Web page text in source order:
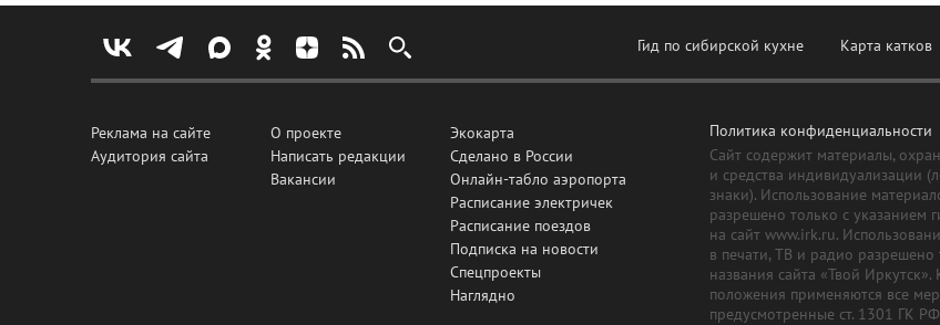
Гид по сибирской кухне Карта катков
Реклама на сайте
Аудитория сайта
О проекте
Написать редакции
Вакансии
Экокарта
Сделано в России
Онлайн-табло аэропорта
Расписание электричек
Расписание поездов
Подписка на новости
Спецпроекты
Наглядно
Политика конфиденциальности
Сайт содержит материалы,
и средства индивидуализации
знаки). Использование
разрешено только с указанием
на сайт www.irk.ru.
в печати, ТВ и радио разрешено
названия сайта «Твой
положения применяются все
предусмотренные ст. 1301 ГК